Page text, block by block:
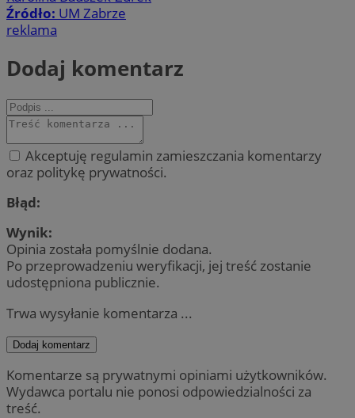
Źródło: UM Zabrze
reklama
Dodaj komentarz
Akceptuję regulamin zamieszczania komentarzy
oraz politykę prywatności.
Błąd:
Wynik:
Opinia została pomyślnie dodana.
Po przeprowadzeniu weryfikacji, jej treść zostanie
udostępniona publicznie.
Trwa wysyłanie komentarza ...
Dodaj komentarz
Komentarze są prywatnymi opiniami użytkowników.
Wydawca portalu nie ponosi odpowiedzialności za
treść.